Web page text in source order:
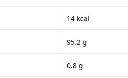
14 kcal
95.2 g
0.8 g